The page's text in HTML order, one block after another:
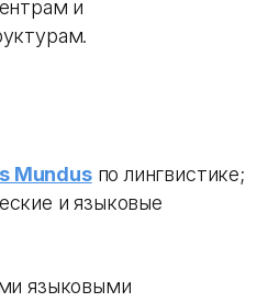
и
Mundusпо лингвистике;
и языковые
языковыми